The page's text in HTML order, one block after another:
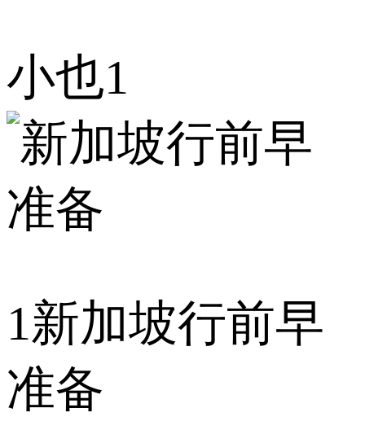
小也1
1新加坡行前早
准备